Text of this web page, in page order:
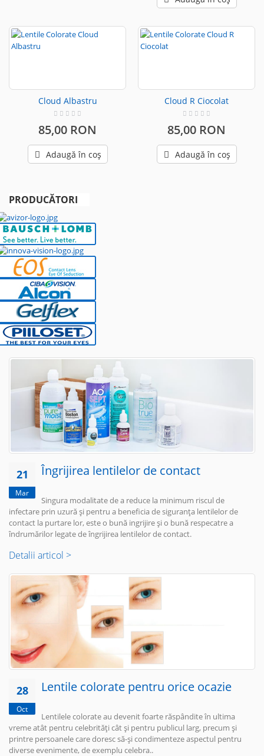
Cloud Albastru
85,00 RON
Adaugă în coș
Cloud R Ciocolat
85,00 RON
Adaugă în coș
PRODUCĂTORI
21
Mar
Îngrijirea lentilelor de contact
Singura modalitate de a reduce la minimum riscul de
infectare prin uzură și pentru a beneficia de siguranța lentilelor de
contact la purtare lor, este o bună ingrijire și o bună respecatre a
îndrumărilor legate de îngrijirea lentilelor de contact.
Detalii articol >
28
Oct
Lentile colorate pentru orice ocazie
Lentilele colorate au devenit foarte răspândite în ultima
vreme atât pentru celebrități cât și pentru publicul larg, precum și
printre persoanele care doresc să-și condimenteze aspectul pentru
diverse evenimente, de exemplu celebra..